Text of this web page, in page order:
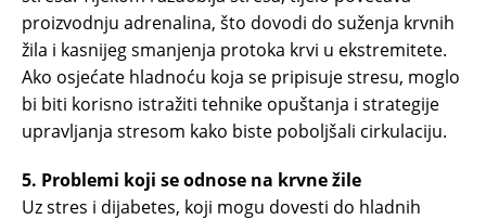
proizvodnju adrenalina, što dovodi do suženja krvnih
žila i kasnijeg smanjenja protoka krvi u ekstremitete.
Ako osjećate hladnoću koja se pripisuje stresu, moglo
bi biti korisno istražiti tehnike opuštanja i strategije
upravljanja stresom kako biste poboljšali cirkulaciju.
5. Problemi koji se odnose na krvne žile
Uz stres i dijabetes, koji mogu dovesti do hladnih